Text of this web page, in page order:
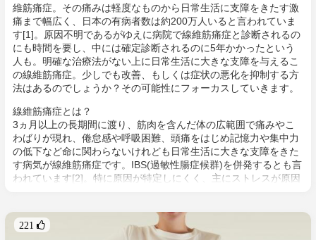
維筋痛症。その痛みは軽度なものから日常生活に支障をきたす激
痛まで幅広く、日本の有病者数は約200万人いると言われていま
す[1]。原因不明であるがゆえに病院で線維筋痛症と診断されるの
にも時間を要し、中には確定診断されるのに5年かかったという
人も。明確な治療法がない上に日常生活に大きな支障を与えるこ
の線維筋痛症。少しでも改善、もしくは症状の悪化を抑制する方
法はあるのでしょうか？その可能性にフォーカスしていきます。
線維筋痛症とは？
3ヵ月以上の長期間に渡り、筋肉を含んだ体の広範囲で痛みやこ
わばりが現れ、倦怠感や呼吸困難、頭痛をはじめ記憶力や集中力
の低下など命に関わらないけれども日常生活に大きな支障をきた
す病気が線維筋痛症です。IBS(過敏性腸症候群)を併発するとも言
われています[2]。特に原因が特定しにくく、主にストレスが原因
リアが活性化した状態により痛みを伝達する脳や脊髄の中枢神経
系に炎症のような何かしらの問題が発生していることによる可能
221 